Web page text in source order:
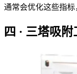
通常会优化这些指标
四 · 三塔吸